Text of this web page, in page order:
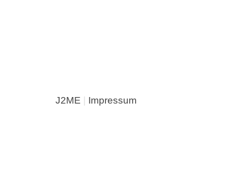
J2ME Impressum